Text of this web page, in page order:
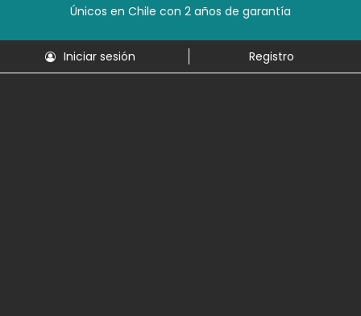
Únicos en Chile con 2 años de garantía
Iniciar sesión Registro